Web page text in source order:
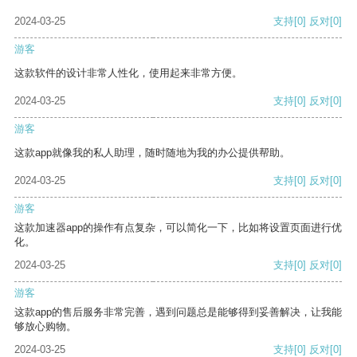
2024-03-25 支持[0] 反对[0]
游客
这款软件的设计非常人性化，使用起来非常方便。
2024-03-25 支持[0] 反对[0]
游客
这款app就像我的私人助理，随时随地为我的办公提供帮助。
2024-03-25 支持[0] 反对[0]
游客
这款加速器app的操作有点复杂，可以简化一下，比如将设置页面进行优
化。
2024-03-25
支持[0] 反对[0]
游客
这款app的售后服务非常完善，遇到问题总是能够得到妥善解决，让我能
够放心购物。
2024-03-25
支持[0] 反对[0]